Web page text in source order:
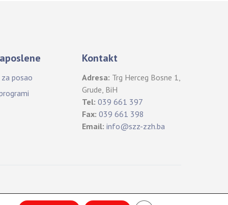
posao
Kontakt
Adresa: Trg Herceg Bosne 1,
Grude, BiH
Tel: 039 661 397
Fax: 039 661 398
Email: info@szz-zzh.ba